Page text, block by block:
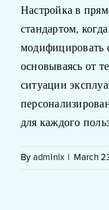
Настройка в
стандартом,
модифицировать
основываясь от
ситуации
для каждого
By admlnlx March